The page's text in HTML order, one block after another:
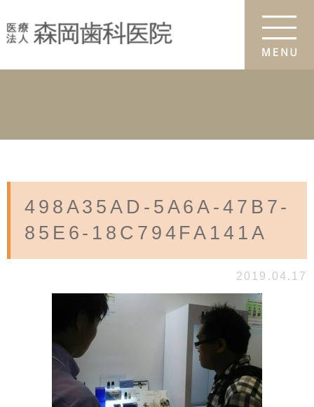
498A35AD-5A6A-47B7-
85E6-18C794FA141A
2019.04.17